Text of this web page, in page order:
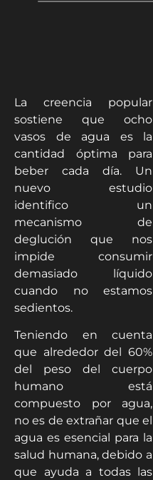
La creencia popular
sostiene que ocho
vasos de agua es la
cantidad óptima para
beber cada día. Un
nuevo estudio
identifico un
mecanismo de
deglución que nos
impide consumir
demasiado líquido
cuando no estamos
sedientos.
Teniendo en cuenta
que alrededor del 60%
del peso del cuerpo
humano está
compuesto por agua,
no es de extrañar que el
agua es esencial para la
salud humana, debido a
que ayuda a todas las